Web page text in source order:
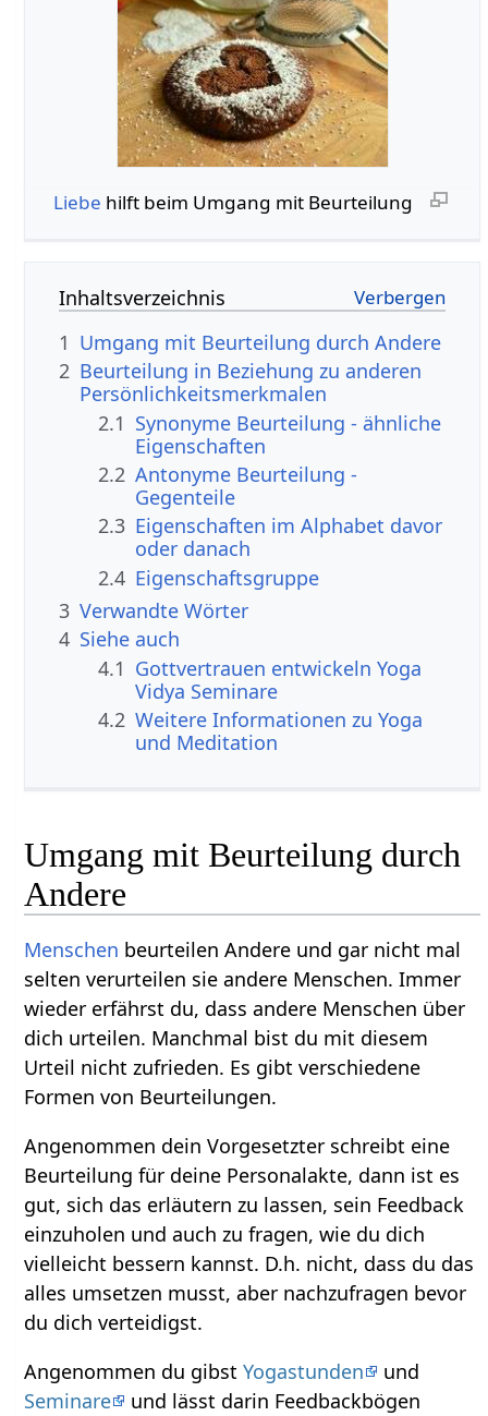
Liebe hilft beim Umgang mit Beurteilung
Inhaltsverzeichnis
1 Umgang mit Beurteilung durch Andere
2 Beurteilung in Beziehung zu anderen
Persönlichkeitsmerkmalen
2.1 Synonyme Beurteilung - ähnliche
Eigenschaften
2.2 Antonyme Beurteilung -
Gegenteile
2.3 Eigenschaften im Alphabet davor
oder danach
2.4 Eigenschaftsgruppe
3 Verwandte Wörter
4 Siehe auch
4.1 Gottvertrauen entwickeln Yoga
Vidya Seminare
4.2 Weitere Informationen zu Yoga
und Meditation
Umgang mit Beurteilung durch
Andere
Menschen beurteilen Andere und gar nicht mal
selten verurteilen sie andere Menschen. Immer
wieder erfährst du, dass andere Menschen über
dich urteilen. Manchmal bist du mit diesem
Urteil nicht zufrieden. Es gibt verschiedene
Formen von Beurteilungen.
Angenommen dein Vorgesetzter schreibt eine
Beurteilung für deine Personalakte, dann ist es
gut, sich das erläutern zu lassen, sein Feedback
einzuholen und auch zu fragen, wie du dich
vielleicht bessern kannst. D.h. nicht, dass du das
alles umsetzen musst, aber nachzufragen bevor
du dich verteidigst.
Angenommen du gibstYogastunden
und
Seminare
und lässt darin Feedbackbögen